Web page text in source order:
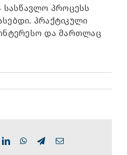
სასწავლო პროცესს
პრაქტიკული
და მართლაც
LinkedInWhatsApp
TelegramEmail